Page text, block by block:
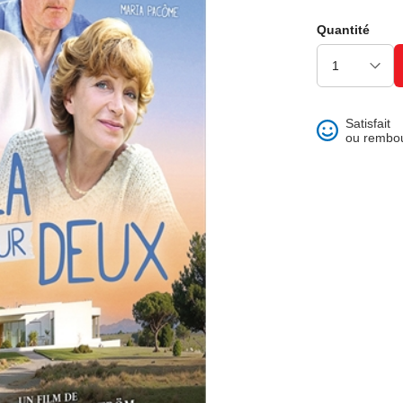
et best of
Quantité
Satisfait
ou